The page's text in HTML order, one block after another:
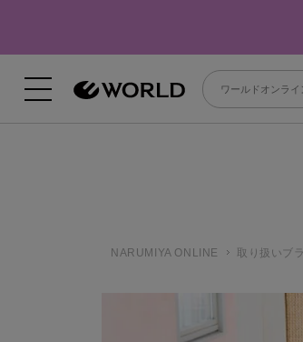
NARUMIYA ONLINE 取り扱いブ